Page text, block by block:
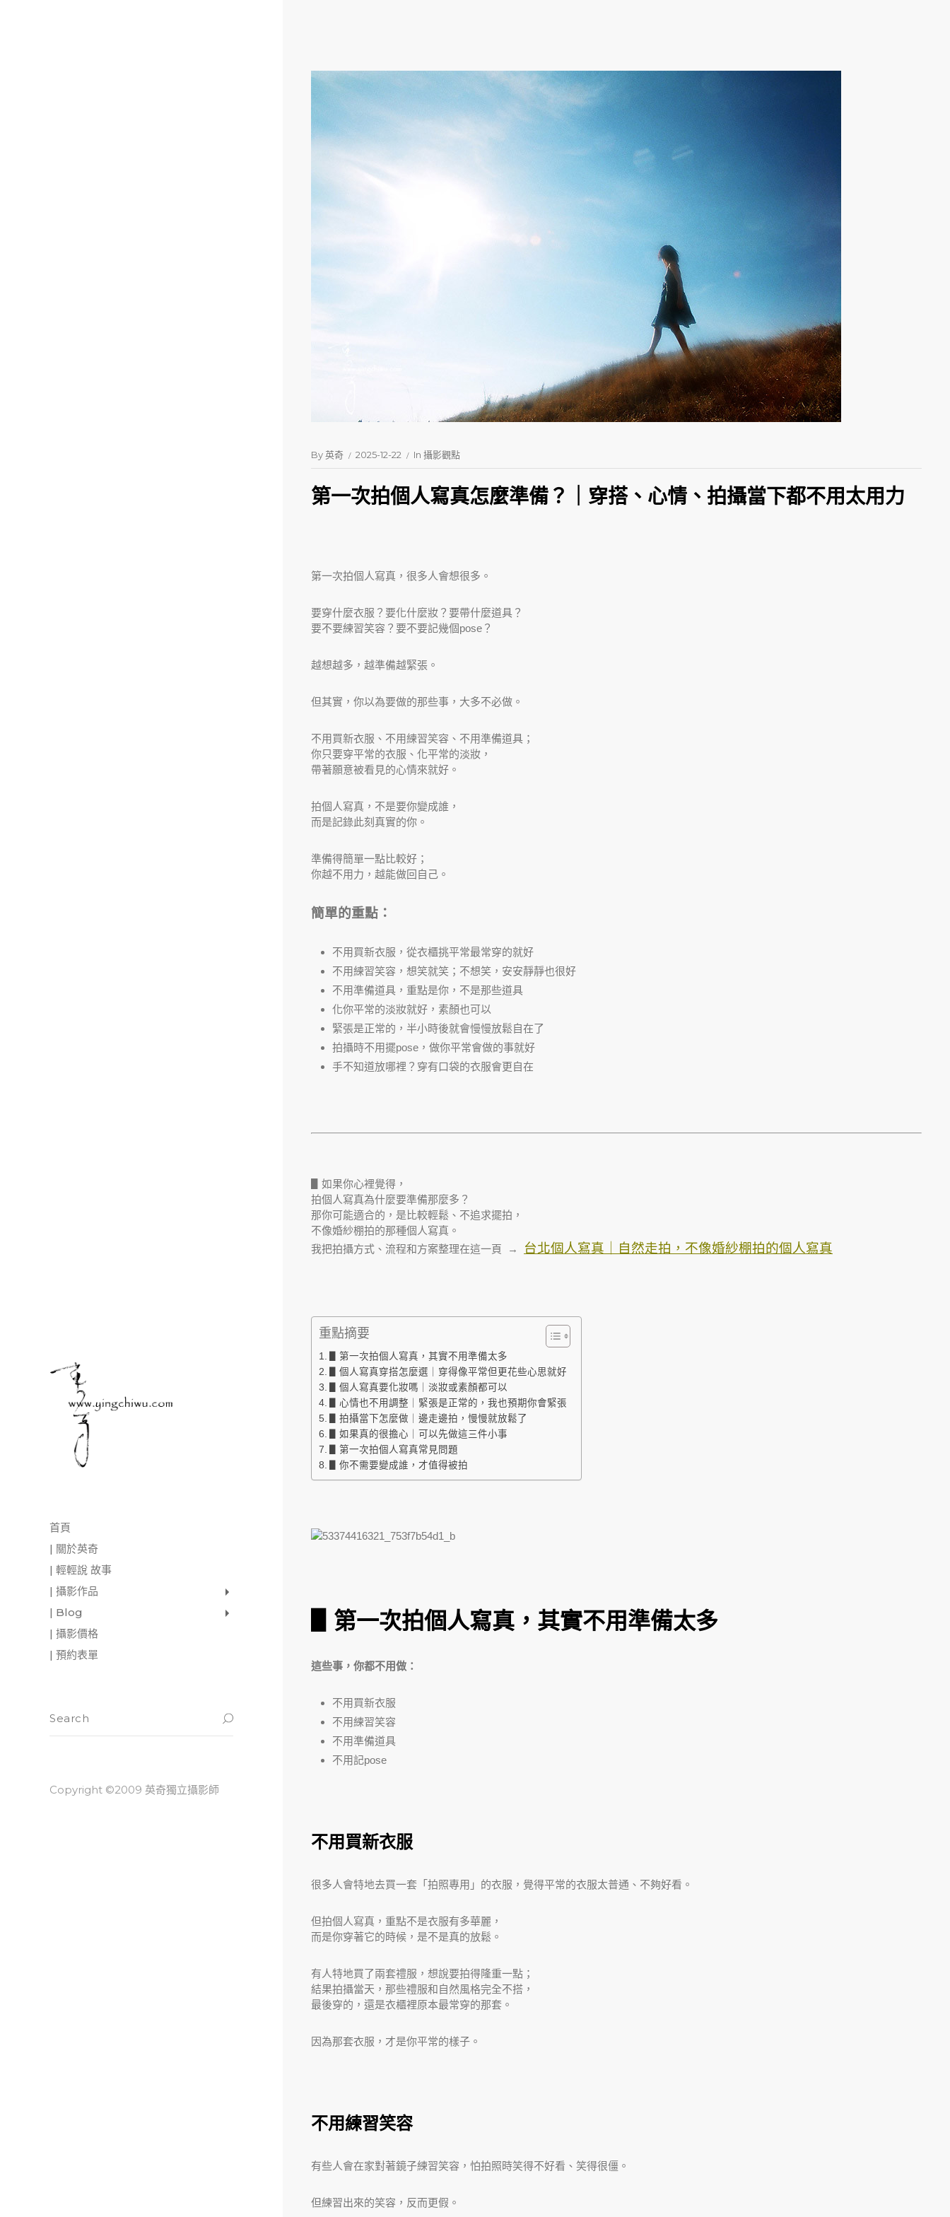
首頁
| 關於英奇
| 輕輕說 故事
| 攝影作品
| Blog
| 攝影價格
| 預約表單
Copyright ©2009 英奇獨立攝影師
By英奇 2025-12-22 In 攝影觀點
第一次拍個人寫真怎麼準備？｜穿搭、心情、拍攝當下都不用太用力
第一次拍個人寫真，很多人會想很多。
要穿什麼衣服？要化什麼妝？要帶什麼道具？
要不要練習笑容？要不要記幾個pose？
越想越多，越準備越緊張。
但其實，你以為要做的那些事，大多不必做。
不用買新衣服、不用練習笑容、不用準備道具；
你只要穿平常的衣服、化平常的淡妝，
帶著願意被看見的心情來就好。
拍個人寫真，不是要你變成誰，
而是記錄此刻真實的你。
準備得簡單一點比較好；
你越不用力，越能做回自己。
簡單的重點：
不用買新衣服，從衣櫃挑平常最常穿的就好
不用練習笑容，想笑就笑；不想笑，安安靜靜也很好
不用準備道具，重點是你，不是那些道具
化你平常的淡妝就好，素顏也可以
緊張是正常的，半小時後就會慢慢放鬆自在了
拍攝時不用擺pose，做你平常會做的事就好
手不知道放哪裡？穿有口袋的衣服會更自在
▋如果你心裡覺得，
拍個人寫真為什麼要準備那麼多？
那你可能適合的，是比較輕鬆、不追求擺拍，
不像婚紗棚拍的那種個人寫真。
我把拍攝方式、流程和方案整理在這一頁 →
台北個人寫真｜自然走拍，不像婚紗棚拍的個人寫真
重點摘要
▋第一次拍個人寫真，其實不用準備太多
▋個人寫真穿搭怎麼選｜穿得像平常但更花些心思就好
▋個人寫真要化妝嗎｜淡妝或素顏都可以
▋心情也不用調整｜緊張是正常的，我也預期你會緊張
▋拍攝當下怎麼做｜邊走邊拍，慢慢就放鬆了
▋如果真的很擔心｜可以先做這三件小事
▋第一次拍個人寫真常見問題
▋你不需要變成誰，才值得被拍
▋第一次拍個人寫真，其實不用準備太多
這些事，你都不用做：
不用買新衣服
不用練習笑容
不用準備道具
不用記pose
不用買新衣服
很多人會特地去買一套「拍照專用」的衣服，覺得平常的衣服太普通、不夠好看。
但拍個人寫真，重點不是衣服有多華麗，
而是你穿著它的時候，是不是真的放鬆。
有人特地買了兩套禮服，想說要拍得隆重一點；
結果拍攝當天，那些禮服和自然風格完全不搭，
最後穿的，還是衣櫃裡原本最常穿的那套。
因為那套衣服，才是你平常的樣子。
不用練習笑容
有些人會在家對著鏡子練習笑容，怕拍照時笑得不好看、笑得很僵。
但練習出來的笑容，反而更假。